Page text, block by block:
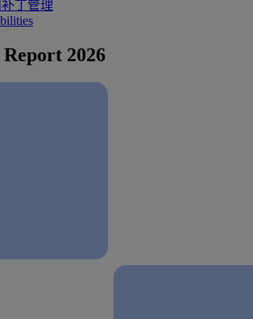
丁管理
2026